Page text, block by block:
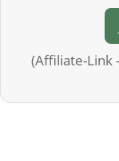
(Affiliate-Link